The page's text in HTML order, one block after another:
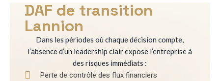
DAF de transition
Lannion
Dans les périodes où chaque décision compte,
l’absence d’un leadership clair expose l’entreprise à
des risques immédiats :
Perte de contrôle des flux financiers